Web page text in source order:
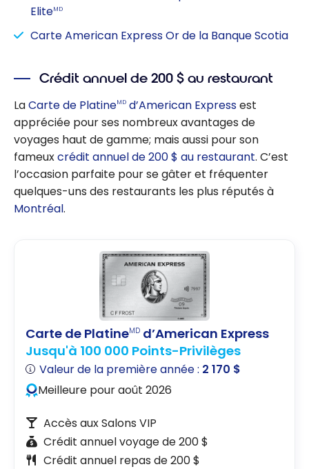
EliteMD
Carte American Express Or de la Banque Scotia
Crédit annuel de 200 $ au restaurant
LaCarte de PlatineMD d’American Expressest
appréciée pour ses nombreux avantages de
voyages haut de gamme; mais aussi pour son
fameuxcrédit annuel de 200 $ au restaurant. C’est
l’occasion parfaite pour se gâter et fréquenter
quelques-uns des restaurants les plus réputés à
Montréal.
Carte de PlatineMD d’American Express
Jusqu'à 100 000 Points-Privilèges
Valeur de la première année : 2 170 $
Meilleure pour août 2026
Accès aux Salons VIP
Crédit annuel voyage de 200 $
Crédit annuel repas de 200 $